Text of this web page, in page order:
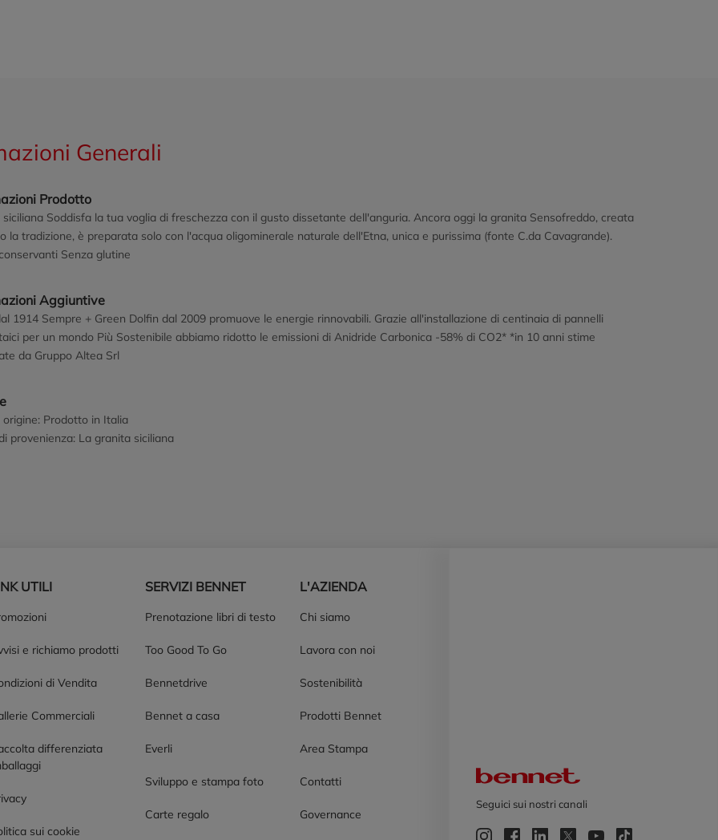
Generali
Prodotto
siciliana Soddisfa la tua voglia di freschezza con il gusto dissetante dell'anguria. Ancora oggi la granita Sensofreddo, creata
la tradizione, è preparata solo con l'acqua oligominerale naturale dell'Etna, unica e purissima (fonte C.da Cavagrande).
Senza glutine
Aggiuntive
1914 Sempre + Green Dolfin dal 2009 promuove le energie rinnovabili. Grazie all'installazione di centinaia di pannelli
per un mondo Più Sostenibile abbiamo ridotto le emissioni di Anidride Carbonica -58% di CO2* *in 10 anni stime
da Gruppo Altea Srl
origine: Prodotto in Italia
provenienza: La granita siciliana
UTILI
e richiamo prodotti
di Vendita
Commerciali
differenziata
sui cookie
SERVIZI BENNET
Prenotazione libri di testo
Too Good To Go
Bennetdrive
Bennet a casa
Everli
Sviluppo e stampa foto
Carte regalo
L'AZIENDA
Chi siamo
Lavora con noi
Sostenibilità
Prodotti Bennet
Area Stampa
Contatti
Governance
Seguici sui nostri canali